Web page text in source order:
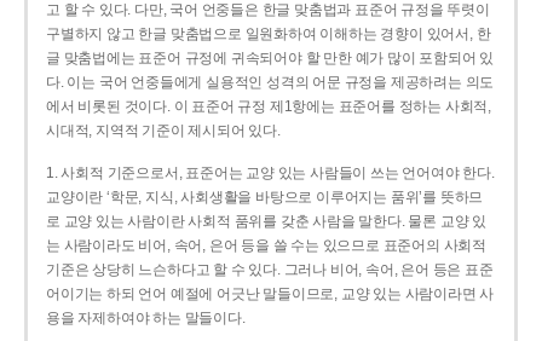
고 할 수 있다. 다만, 국어 언중들은 한글 맞춤법과 표준어 규정을 뚜렷이
구별하지 않고 한글 맞춤법으로 일원화하여 이해하는 경향이 있어서, 한
글 맞춤법에는 표준어 규정에 귀속되어야 할 만한 예가 많이 포함되어 있
다. 이는 국어 언중들에게 실용적인 성격의 어문 규정을 제공하려는 의도
에서 비롯된 것이다. 이 표준어 규정 제1항에는 표준어를 정하는 사회적,
시대적, 지역적 기준이 제시되어 있다.
1. 사회적 기준으로서, 표준어는 교양 있는 사람들이 쓰는 언어여야 한다.
교양이란 ‘학문, 지식, 사회생활을 바탕으로 이루어지는 품위’를 뜻하므
로 교양 있는 사람이란 사회적 품위를 갖춘 사람을 말한다. 물론 교양 있
는 사람이라도 비어, 속어, 은어 등을 쓸 수는 있으므로 표준어의 사회적
기준은 상당히 느슨하다고 할 수 있다. 그러나 비어, 속어, 은어 등은 표준
어이기는 하되 언어 예절에 어긋난 말들이므로, 교양 있는 사람이라면 사
용을 자제하여야 하는 말들이다.